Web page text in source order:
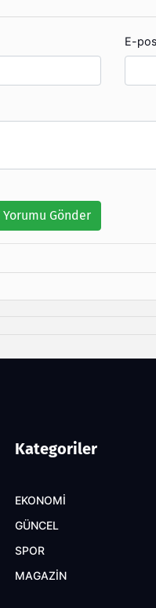
E-
Yorumu Gönder
Kategoriler
EKONOMİ
GÜNCEL
SPOR
MAGAZİN